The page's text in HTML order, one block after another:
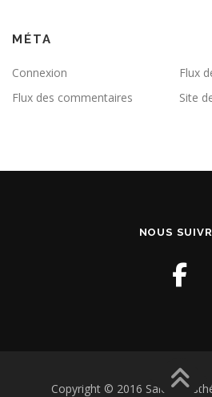
MÉTA
Connexion
Flux
Flux des commentaires
Site
NOUS
Copyright © 2016 Salon